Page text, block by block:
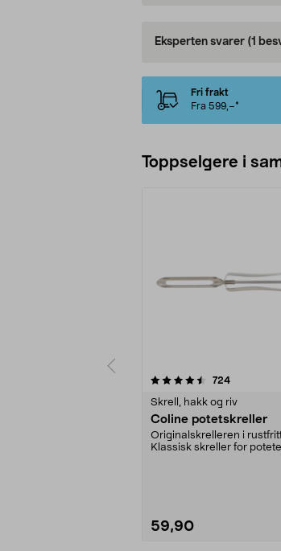
Eksperten svarer (1
Fri frakt
Fra 599,–*
Toppselgere i
724anmeldelser
Skrell, hakk og riv
Coline potetskreller
Originalskrelleren i
Klassisk skreller for
59,90
4.0 av 5 stjerner